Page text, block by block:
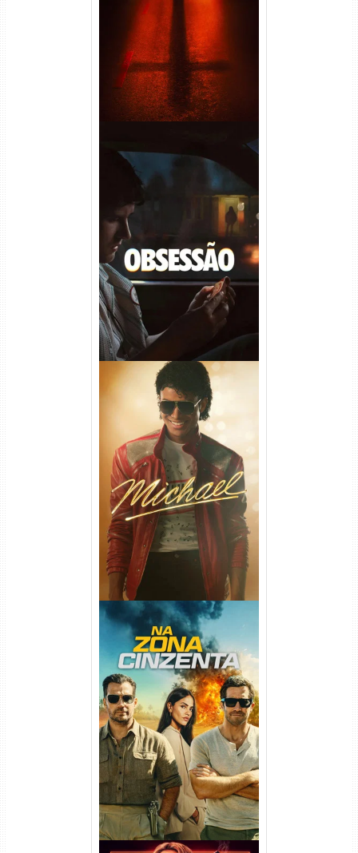
Áudio
Obsessão Torrent (2026)
WEB-DL 1080p/4K Dual
Áudio
Michael Torrent (2026) WEB-
DL 1080p/4K Dual Áudio
Na Zona Cinzenta Torrent
(2026) WEB-DL 1080p/4K
Dual Áudio